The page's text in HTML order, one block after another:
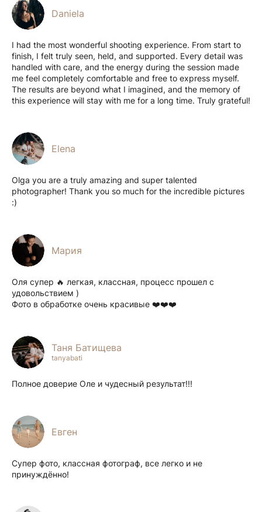
Daniela
I had the most wonderful shooting experience. From start to
finish, I felt truly seen, held, and supported. Every detail was
handled with care, and the energy during the session made
me feel completely comfortable and free to express myself.
The results are beyond what I imagined, and the memory of
this experience will stay with me for a long time. Truly grateful!
Elena
Olga you are a truly amazing and super talented
photographer! Thank you so much for the incredible pictures
:)
Мария
Оля супер 🔥 легкая, классная, процесс прошел с
удовольствием )
Фото в обработке очень красивые ❤️❤️❤️
Таня Батищева
tanyabati
Полное доверие Оле и чудесный результат!!!
Евген
Супер фото, классная фотограф, все легко и не
принуждённо!